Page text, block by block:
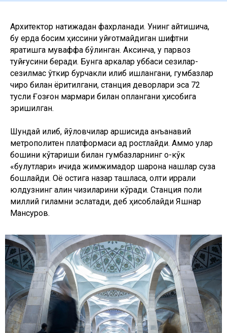
Архитектор натижадан фахрланади. Унинг айтишича,
бу ерда босим ҳиссини уйғотмайдиган шифтни
яратишга муваффақ бўлинган. Аксинча, у парвоз
туйғусини беради. Бунга аркалар қуббаси сезилар-
сезилмас ўткир бурчакли қилиб ишлангани, гумбазлар
чироқ билан ёритилгани, станция деворлари эса 72
тусли Ғозғон мармари билан қоплангани ҳисобига
эришилган.
Шундай қилиб, йўловчилар қаршисида анъанавий
метрополитен платформаси қад ростлайди. Аммо улар
бошини кўтариши билан гумбазларнинг оқ-кўк
«булутлари» ичида жимжимадор шарқона нақшлар суза
бошлайди. Оёқ остига назар ташласа, олти қиррали
юлдузнинг қалин чизиқларини кўради. Станция поли
миллий гиламни эслатади, деб ҳисоблайди Яшнар
Мансуров.